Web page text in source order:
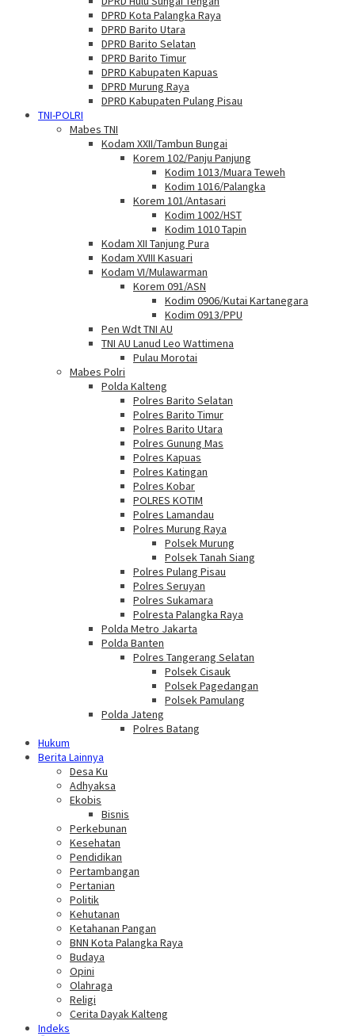
DPRD Kota Palangka Raya
DPRD Barito Utara
DPRD Barito Selatan
DPRD Barito Timur
DPRD Kabupaten Kapuas
DPRD Murung Raya
DPRD Kabupaten Pulang Pisau
TNI-POLRI
Mabes TNI
Kodam XXII/Tambun Bungai
Korem 102/Panju Panjung
Kodim 1013/Muara Teweh
Kodim 1016/Palangka
Korem 101/Antasari
Kodim 1002/HST
Kodim 1010 Tapin
Kodam XII Tanjung Pura
Kodam XVIII Kasuari
Kodam VI/Mulawarman
Korem 091/ASN
Kodim 0906/Kutai Kartanegara
Kodim 0913/PPU
Pen Wdt TNI AU
TNI AU Lanud Leo Wattimena
Pulau Morotai
Mabes Polri
Polda Kalteng
Polres Barito Selatan
Polres Barito Timur
Polres Barito Utara
Polres Gunung Mas
Polres Kapuas
Polres Katingan
Polres Kobar
POLRES KOTIM
Polres Lamandau
Polres Murung Raya
Polsek Murung
Polsek Tanah Siang
Polres Pulang Pisau
Polres Seruyan
Polres Sukamara
Polresta Palangka Raya
Polda Metro Jakarta
Polda Banten
Polres Tangerang Selatan
Polsek Cisauk
Polsek Pagedangan
Polsek Pamulang
Polda Jateng
Polres Batang
Hukum
Berita Lainnya
Desa Ku
Adhyaksa
Ekobis
Bisnis
Perkebunan
Kesehatan
Pendidikan
Pertambangan
Pertanian
Politik
Kehutanan
Ketahanan Pangan
BNN Kota Palangka Raya
Budaya
Opini
Olahraga
Religi
Cerita Dayak Kalteng
Indeks